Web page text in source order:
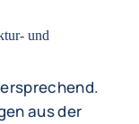
und
aus der